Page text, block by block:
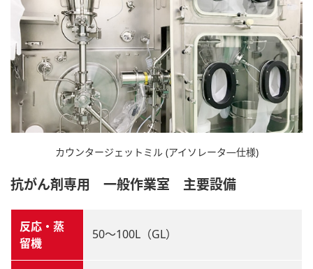
カウンタージェットミル (アイソレータ―仕様)
抗がん剤専用 一般作業室 主要設備
反応・蒸
留機
50～100L（GL）